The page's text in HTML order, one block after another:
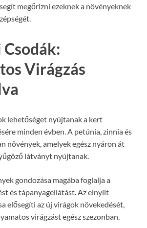
megőrizni ezeknek a növényeknek
Virágzás
lehetőséget nyújtanak a kert
minden évben. A petúnia, zinnia és
növények, amelyek egész nyáron át
látványt nyújtanak.
gondozása magába foglalja a
és tápanyagellátást. Az elnyílt
elősegíti az új virágok növekedését,
virágzást egész szezonban.